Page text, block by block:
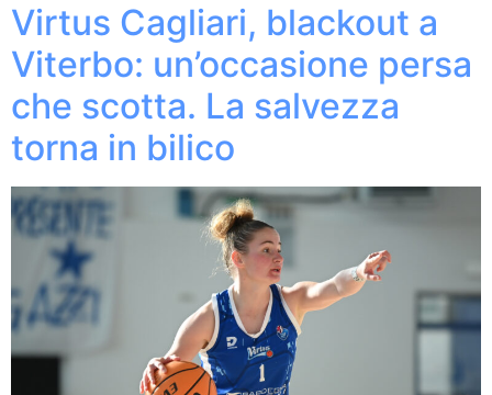
Virtus Cagliari, blackout a
Viterbo: un’occasione persa
che scotta. La salvezza
torna in bilico